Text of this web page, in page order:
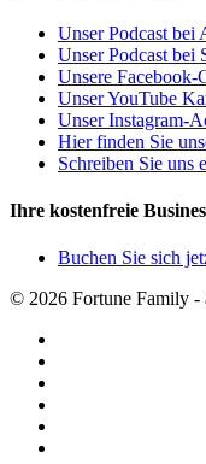
Unser Podcast bei
Unser Podcast bei
Unsere Facebook-
Unser YouTube
Unser Instagram-
Hier finden Sie
Schreiben Sie uns
Ihre kostenfreie
Buchen Sie sich
© 2026 Fortune Family -